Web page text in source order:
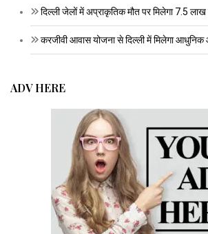
दिल्ली जेलों में अप्राकृतिक मौत पर मिलेगा 7.5
करजीवी आवास योजना से दिल्ली में मिलेगा
ADV HERE